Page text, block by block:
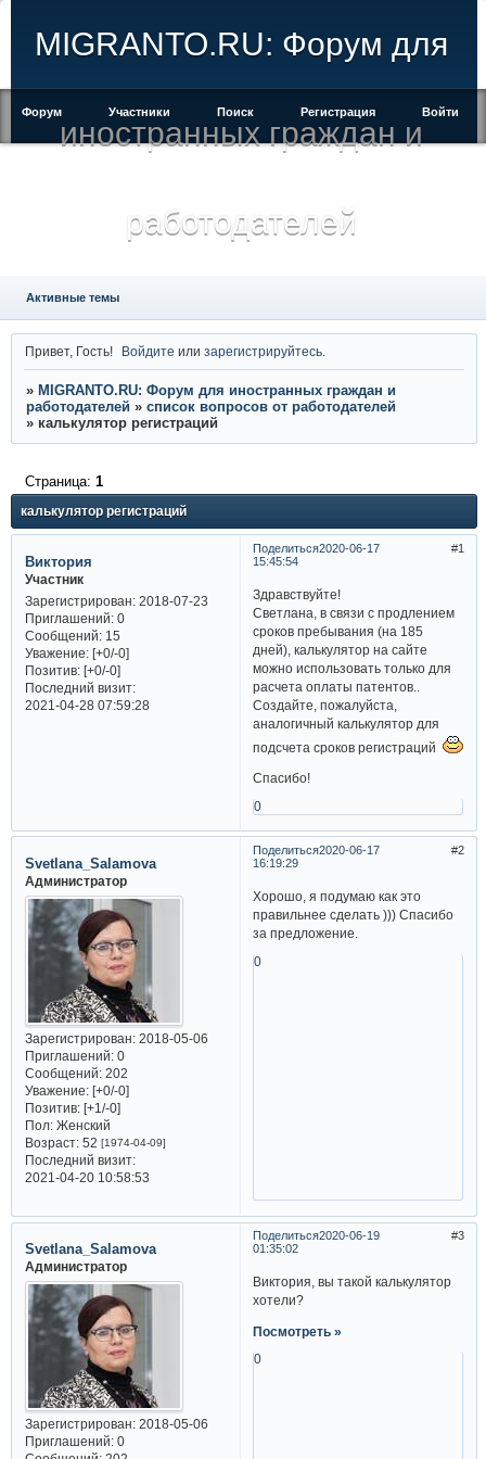
MIGRANTO.RU: Форум для
иностранных граждан и
работодателей
Форум Участники Поиск Регистрация Войти
Активные темы
Привет, Гость! Войдите илизарегистрируйтесь
» MIGRANTO.RU: Форум для иностранных граждан и
работодателей » список вопросов от работодателей
» калькулятор регистраций
калькулятор регистраций
Страница: 1
Поделиться 1
2020-06-17
15:45:54
Виктория
Участник
Зарегистрирован: 2018-07-23
Приглашений:0
Сообщений:15
Уважение: [+0/-0]
Позитив: [+0/-0]
Последний визит:
2021-04-28 07:59:28
Здравствуйте!
Светлана, в связи с продлением
сроков пребывания (на 185
дней), калькулятор на сайте
можно использовать только для
расчета оплаты патентов..
Создайте, пожалуйста,
аналогичный калькулятор для
подсчета сроков регистраций
Спасибо!
0
Поделиться 2
2020-06-17
16:19:29
Svetlana_Salamova
Администратор
Зарегистрирован: 2018-05-06
Приглашений:0
Сообщений:202
Уважение: [+0/-0]
Позитив: [+1/-0]
Пол:Женский
Возраст:52 [1974-04-09]
Последний визит:
2021-04-20 10:58:53
Хорошо, я подумаю как это
правильнее сделать ))) Спасибо
за предложение.
0
Поделиться 3
2020-06-19
01:35:02
Svetlana_Salamova
Администратор
Зарегистрирован: 2018-05-06
Приглашений:0
Виктория, вы такой калькулятор
хотели?
Посмотреть »
0